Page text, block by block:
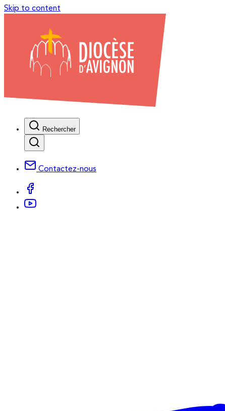
Skip to content
Rechercher
Contactez-nous